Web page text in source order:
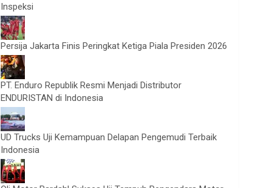
Inspeksi
Persija Jakarta Finis Peringkat Ketiga Piala Presiden 2026
PT. Enduro Republik Resmi Menjadi Distributor
ENDURISTAN di Indonesia
UD Trucks Uji Kemampuan Delapan Pengemudi Terbaik
Indonesia